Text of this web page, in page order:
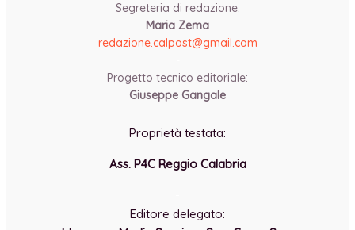
Segreteria di redazione:
Maria Zema
redazione.calpost@gmail.com
Progetto tecnico editoriale:
Giuseppe Gangale
Proprietà testata:
Ass. P4C Reggio Calabria
Editore delegato: